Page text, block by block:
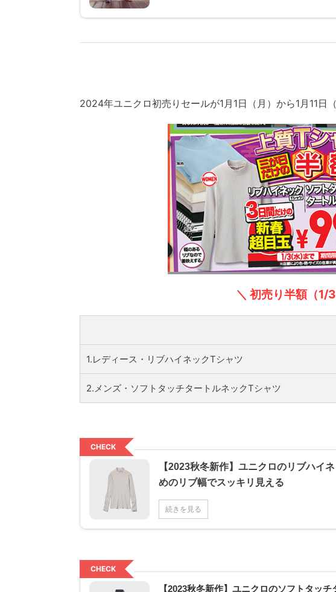
2024年ユニクロ初売りセールが1月1日（月）から1月11日
＼ 初売り半額（1/
1.レディース・リブハイネックTシャツ
2.メンズ・ソフトタッチタートルネックTシャツ
CHECK
【2023秋冬新作】ユニクロのリブハイ
めのリブ幅でスッキリ見える
続きを見る
CHECK
【2023秋冬新作】ユニクロのソフトタッ